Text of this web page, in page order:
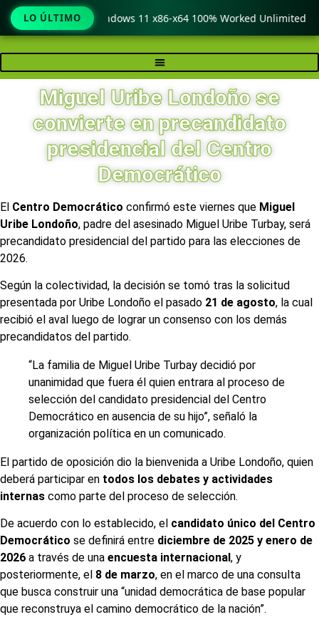
Ir
contenido
Miguel Uribe Londoño se
convierte en precandidato
presidencial del Centro
Democrático
El Centro Democrático confirmó este viernes que Miguel
Uribe Londoño, padre del asesinado Miguel Uribe Turbay, será
precandidato presidencial del partido para las elecciones de
2026.
Según la colectividad, la decisión se tomó tras la solicitud
presentada por Uribe Londoño el pasado 21 de agosto, la cual
recibió el aval luego de lograr un consenso con los demás
precandidatos del partido.
“La familia de Miguel Uribe Turbay decidió por
unanimidad que fuera él quien entrara al proceso de
selección del candidato presidencial del Centro
Democrático en ausencia de su hijo”, señaló la
organización política en un comunicado.
El partido de oposición dio la bienvenida a Uribe Londoño, quien
deberá participar en todos los debates y actividades
internas como parte del proceso de selección.
De acuerdo con lo establecido, el candidato único del Centro
Democrático se definirá entre diciembre de 2025 y enero de
2026 a través de una encuesta internacional , y
posteriormente, el 8 de marzo, en el marco de una consulta
que busca construir una “unidad democrática de base popular
que reconstruya el camino democrático de la nación”.
LO ÚLTIMO
Pro Crack only Windows 11 x86-x64 100% Worked Unlimited